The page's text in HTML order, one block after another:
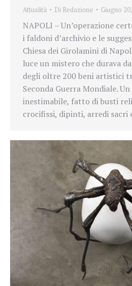
Attualità Di Redazione Giugno
NAPOLI – Un’operazione
i faldoni d’archivio e le
Chiesa dei Girolamini di
luce un mistero che durava
degli oltre 200 beni artistici
Seconda Guerra Mondiale.
inestimabile, fatto di busti
crocifissi, dipinti, arredi